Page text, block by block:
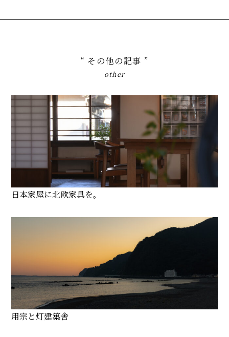
“ その他の記事 ”
other
日本家屋に北欧家具を。
用宗と灯建築舎